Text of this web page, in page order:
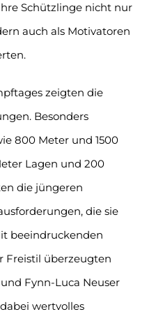
Schützlinge nicht nur
auch als Motivatoren
zeigten die
Besonders
800 Meter und 1500
Lagen und 200
die jüngeren
die sie
beeindruckenden
Freistil überzeugten
Fynn-Luca Neuser
wertvolles